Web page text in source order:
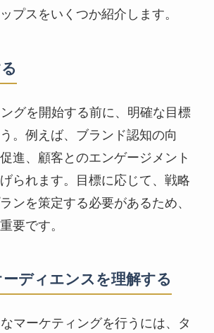
プスをいくつか紹介します。
グを開始する前に、 明確な目標
。例えば、ブランド認知の向
進、顧客とのエンゲージメント
られます。目標に応じて、戦略
ンを策定する必要があるため、
要です。
ディエンスを理解する
マーケティングを行うには、タ